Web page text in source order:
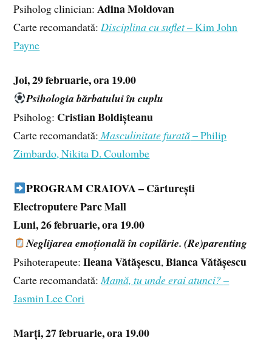
Psiholog clinician:Adina Moldovan
Carte recomandată:Disciplina cu suflet– Kim John
Payne
Joi, 29 februarie, ora 19.00
Psihologia bărbatului în cuplu
Psiholog: Cristian Boldișteanu
Carte recomandată:Masculinitate furată– Philip
Zimbardo, Nikita D. Coulombe
PROGRAM CRAIOVA – Cărturești
Electroputere Parc Mall
Luni, 26 februarie, ora 19.00
Neglijarea emoțională în copilărie. (Re)parenting
Psihoterapeute:Ileana Vătășescu,Bianca Vătășescu
Carte recomandată:Mamă, tu unde erai atunci?–
Jasmin Lee Cori
Marți, 27 februarie, ora 19.00